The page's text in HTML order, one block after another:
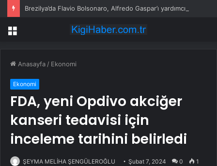
Menü
Anasayfa / Ekonomi
Ekonomi
FDA, yeni Opdivo akciğer
kanseri tedavisi için
inceleme tarihini belirledi
ŞEYMA MELİHA ŞENGÜLEROĞLU Şubat 7, 2024 0 1